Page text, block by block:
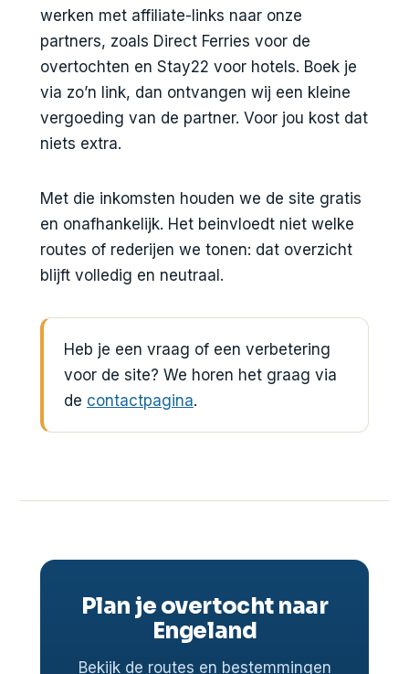
werken met affiliate-links naar onze
partners, zoals Direct Ferries voor de
overtochten en Stay22 voor hotels. Boek je
via zo’n link, dan ontvangen wij een kleine
vergoeding van de partner. Voor jou kost dat
niets extra.
Met die inkomsten houden we de site gratis
en onafhankelijk. Het beinvloedt niet welke
routes of rederijen we tonen: dat overzicht
blijft volledig en neutraal.
Heb je een vraag of een verbetering
voor de site? We horen het graag via
de contactpagina.
Plan je overtocht naar
Engeland
Bekijk de routes en bestemmingen